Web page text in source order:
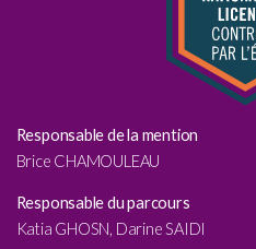
Responsable de la mention
Brice CHAMOULEAU
Responsable du parcours
Katia GHOSN, Darine SAIDI